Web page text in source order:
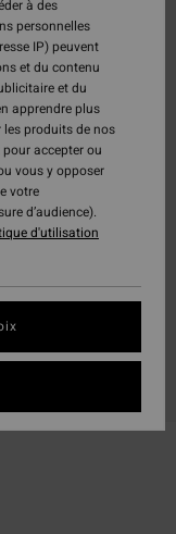
à des
personnelles
IP) peuvent
et du contenu
et du
apprendre plus
les produits de nos
accepter ou
vous y opposer
votre
d’audience).
d'utilisation